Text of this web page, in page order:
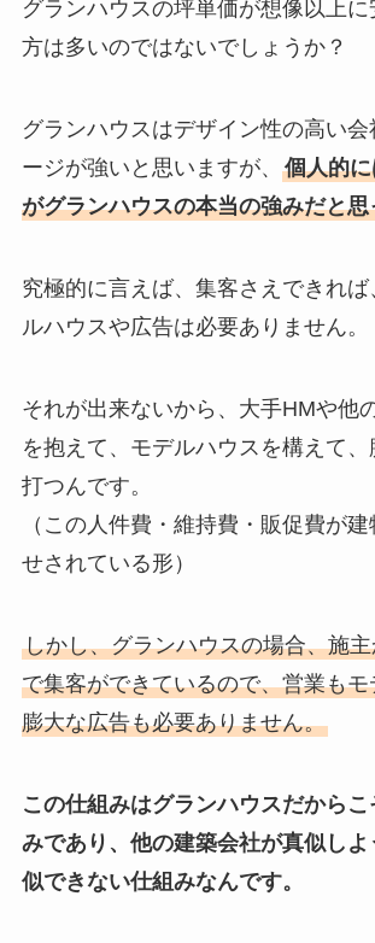
グランハウスの坪単価が想像以上に
方は多いのではないでしょうか？
グランハウスはデザイン性の高い会
ージが強いと思いますが、 個人的
がグランハウスの本当の強みだと
究極的に言えば、集客さえできれ
ルハウスや広告は必要ありません。
それが出来ないから、大手HMや他
を抱えて、モデルハウスを構えて、
打つんです。
（この人件費・維持費・販促費が
せされている形）
しかし、グランハウスの場合、施
で集客ができているので、営業も
膨大な広告も必要ありません。
この仕組みはグランハウスだからこ
みであり、他の建築会社が真似し
似できない仕組みなんです。